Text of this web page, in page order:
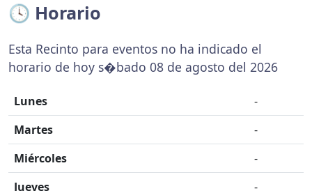
🕓 Horario
Esta Recinto para eventos no ha indicado el
horario de hoy s�bado 08 de agosto del 2026
Lunes
-
Martes
-
Miércoles
-
Jueves
-